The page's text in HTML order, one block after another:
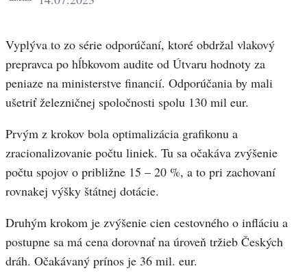
Vyplýva to zo série odporúčaní, ktoré obdržal vlakový
prepravca po hĺbkovom audite od Útvaru hodnoty za
peniaze na ministerstve financií. Odporúčania by mali
ušetriť železničnej spoločnosti spolu 130 mil eur.
Prvým z krokov bola optimalizácia grafikonu a
zracionalizovanie počtu liniek. Tu sa očakáva zvýšenie
počtu spojov o približne 15 – 20 %, a to pri zachovaní
rovnakej výšky štátnej dotácie.
Druhým krokom je zvýšenie cien cestovného o infláciu a
postupne sa má cena dorovnať na úroveň tržieb Českých
dráh. Očakávaný prínos je 36 mil. eur.